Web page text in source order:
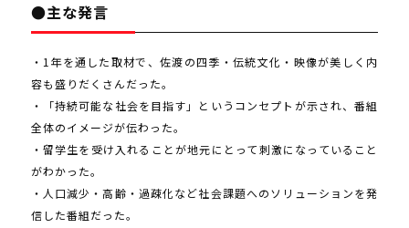
●主な発言
・1年を通した取材で、佐渡の四季・伝統文化・映像が美しく内
容も盛りだくさんだった。
・「持続可能な社会を目指す」というコンセプトが示され、番組
全体のイメージが伝わった。
・留学生を受け入れることが地元にとって刺激になっていること
がわかった。
・人口減少・高齢・過疎化など社会課題へのソリューションを発
信した番組だった。